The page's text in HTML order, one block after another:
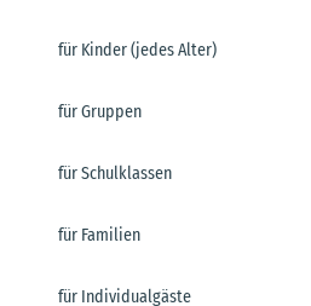
für Kinder (jedes Alter)
für Gruppen
für Schulklassen
für Familien
für Individualgäste